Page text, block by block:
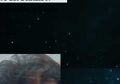
calidad y a bajo